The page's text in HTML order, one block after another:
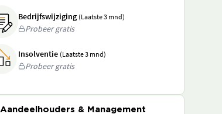
Bedrijfswijziging (Laatste 3 mnd)
Probeer gratis
Insolventie (Laatste 3 mnd)
Probeer gratis
Aandeelhouders & Management